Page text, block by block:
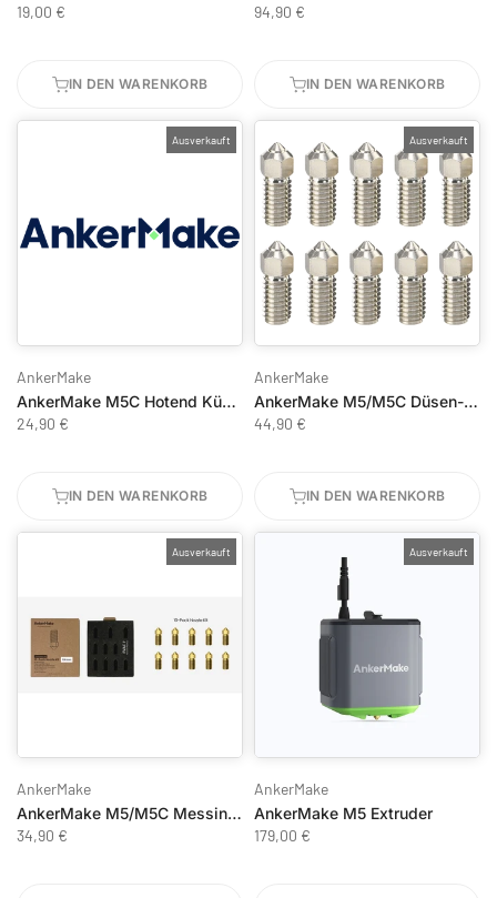
19,00 €
IN DEN WARENKORB
94,90 €
IN DEN WARENKORB
Ausverkauft
AnkerMake
AnkerMake M5C Hotend Kühlgebläse - 40 mm
24,90 €
IN DEN WARENKORB
Ausverkauft
AnkerMake
AnkerMake M5/M5C Düsen-Set
44,90 €
IN DEN WARENKORB
Ausverkauft
AnkerMake
AnkerMake M5/M5C Messing-Düsen-Set 0,4mm - 10 Stück
34,90 €
Ausverkauft
AnkerMake
AnkerMake M5 Extruder
179,00 €